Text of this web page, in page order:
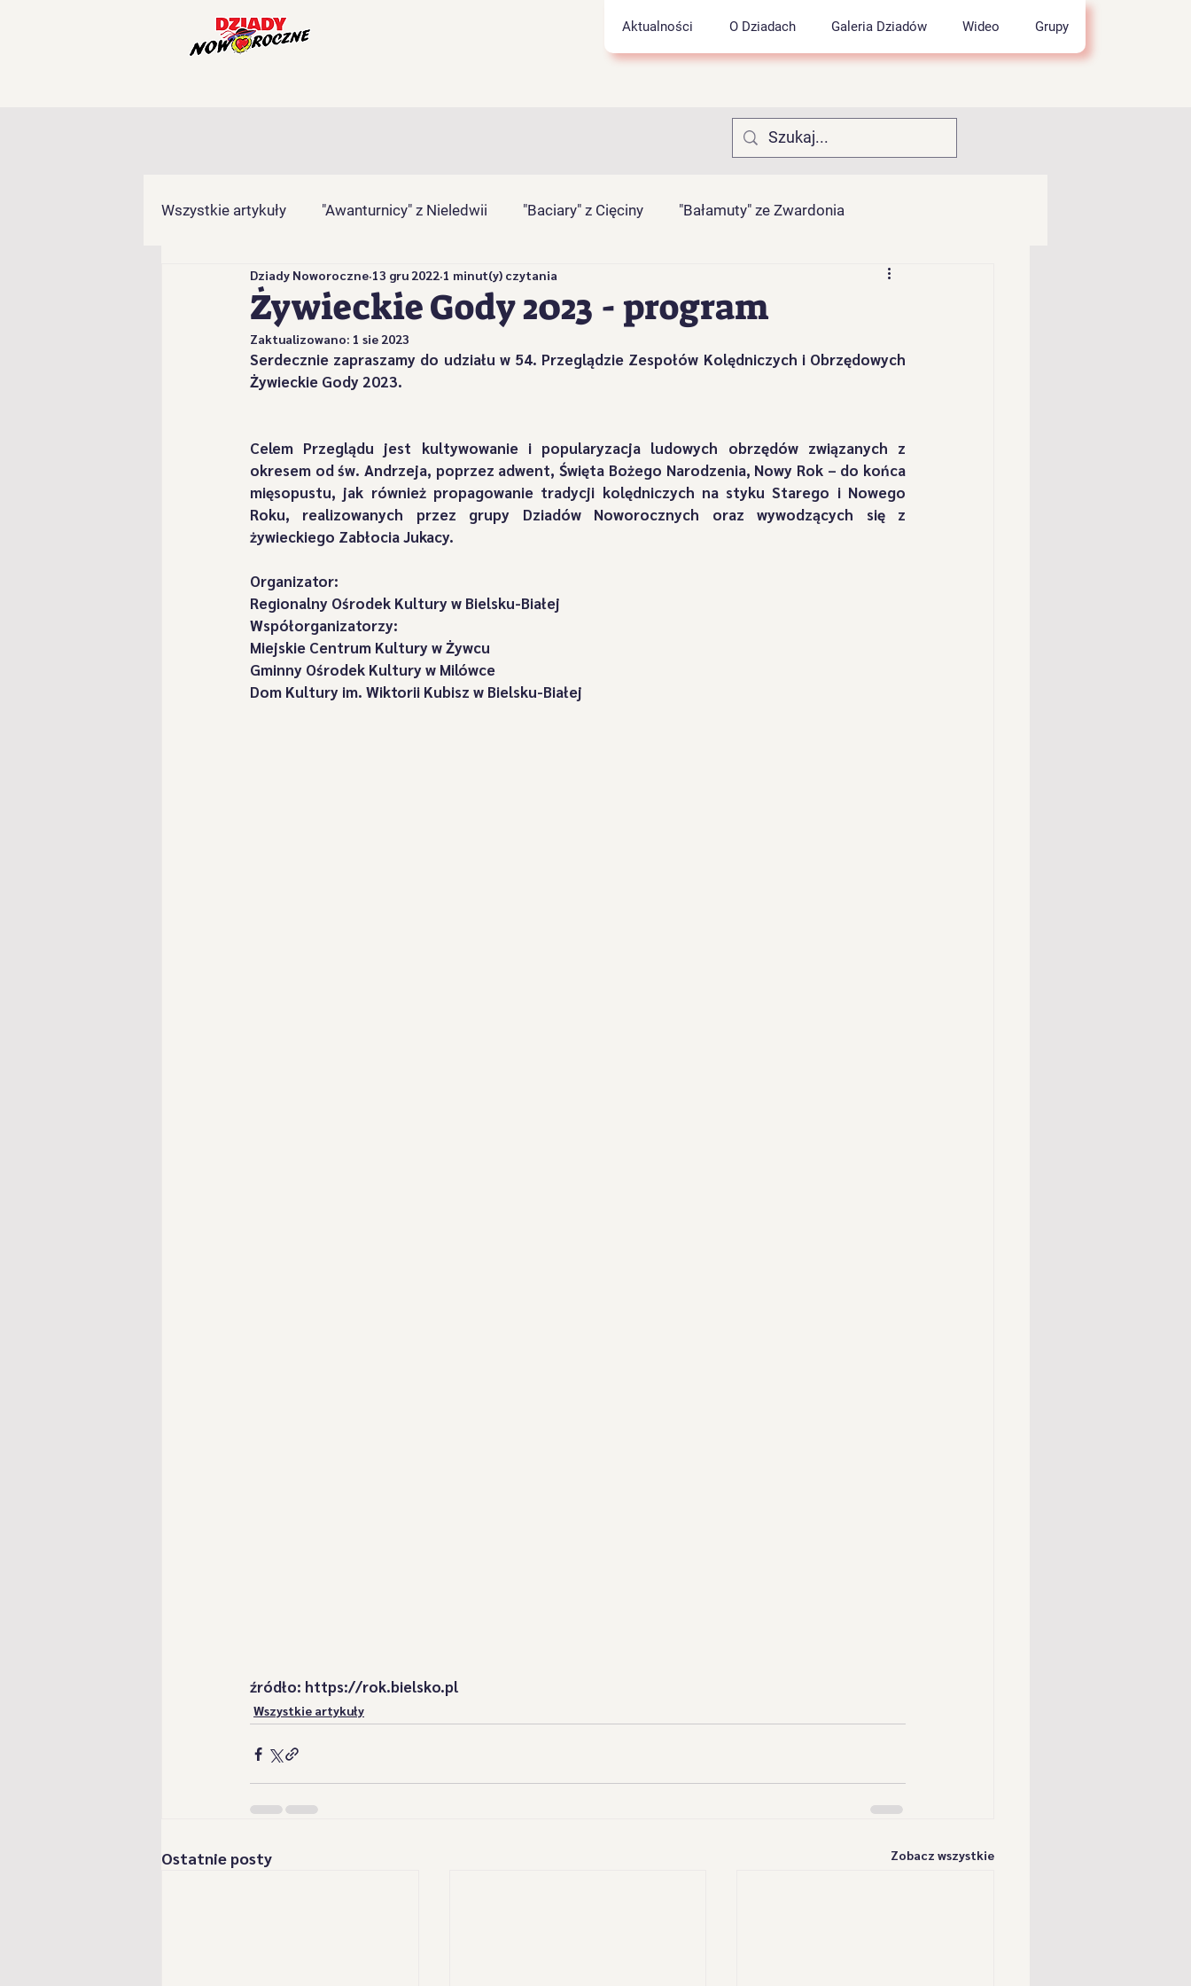
Aktualności O Dziadach Galeria Dziadów Wideo Grupy
Wszystkie artykuły "Awanturnicy" z Nieledwii "Baciary" z Cięciny "Bałamuty" ze Zwardonia
"Gronicki" z Brzuśnika "Harnasie" z Łyngu "Juhasy" z Szarego
"Kamieńcoki" z Milówki "Pietrasianie" z Nieledwii "Pawliczanie" z Lalik "Proćpok" z Kamesznicy
"Romanka" z Żabnicy "Rozbójnicy" z Suchego "Świerki' z Prusowa "Wyrwicisy" z Cisca Postacie
Postacie Szlachciców Galeria Dziadów Noworocznych
"Koszykorze" z Zarzecza Oświadczenia
Żywieckie Gody 2023 - program
Dziady Noworoczne 13 gru 2022 1 minut(y) czytania
Zaktualizowano: 1 sie 2023
Żywieckie Gody 2023.
Celem Przeglądu jest kultywowanie i popularyzacja ludowych obrzędów związanych z
okresem od św. Andrzeja, poprzez adwent, Święta Bożego Narodzenia, Nowy Rok – do końca
mięsopustu, jak również propagowanie tradycji kolędniczych na styku Starego i Nowego
Roku, realizowanych przez grupy Dziadów Noworocznych oraz wywodzących się z
żywieckiego Zabłocia Jukacy.
Organizator:
Regionalny Ośrodek Kultury w Bielsku-Białej
Współorganizatorzy:
Miejskie Centrum Kultury w Żywcu
Gminny Ośrodek Kultury w Milówce
Dom Kultury im. Wiktorii Kubisz w Bielsku-Białej
źródło: https://rok.bielsko.pl
Wszystkie artykuły
Ostatnie posty Zobacz wszystkie